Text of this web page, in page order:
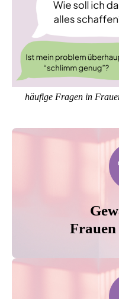
häufige Fragen in